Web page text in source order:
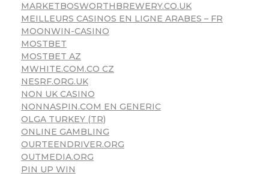
MARKETBOSWORTHBREWERY.CO.UK
MEILLEURS CASINOS EN LIGNE ARABES – FR
MOONWIN-CASINO
MOSTBET
MOSTBET AZ
MWHITE.COM.CO CZ
NESRF.ORG.UK
NON UK CASINO
NONNASPIN.COM EN GENERIC
OLGA TURKEY (TR)
ONLINE GAMBLING
OURTEENDRIVER.ORG
OUTMEDIA.ORG
PIN UP WIN